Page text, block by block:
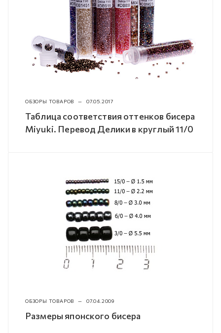
ОБЗОРЫ ТОВАРОВ — 07.05.2017
Таблица соответствия оттенков бисера
Miyuki. Перевод Делики в круглый 11/0
ОБЗОРЫ ТОВАРОВ — 07.04.2009
Размеры японского бисера